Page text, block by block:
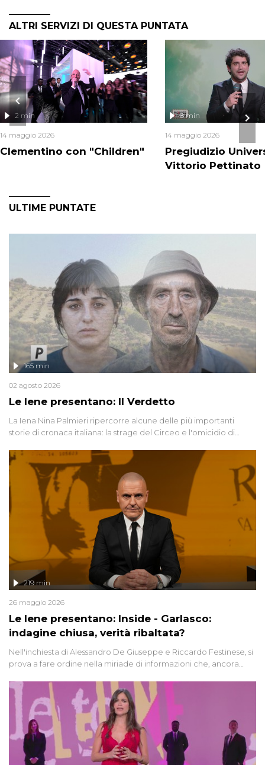
ALTRI SERVIZI DI QUESTA PUNTATA
Clementino con "Children"
2 min
14 maggio 2026
Pregiudizio
Vittorio Pettinato
8 min
14 maggio 2026
ULTIME PUNTATE
Le Iene presentano: Il Verdetto
165 min
02 agosto 2026
La Iena Nina Palmieri ripercorre alcune delle più importanti
storie di cronaca italiana: la strage del Circeo e l'omicidio di
Le Iene presentano: Inside - Garlasco:
indagine chiusa, verità ribaltata?
219 min
26 maggio 2026
Nell'inchiesta di Alessandro De Giuseppe e Riccardo Festinese, si
prova a fare ordine nella miriade di informazioni che, ancora
giudiziarie più discusse degli ultimi anni. Lo speciale ricostruisce la
vicenda mettendo in fila testimonianze, errori, dettagli
controversi e i protagonisti di un'indagine che sembra non avere
fine.